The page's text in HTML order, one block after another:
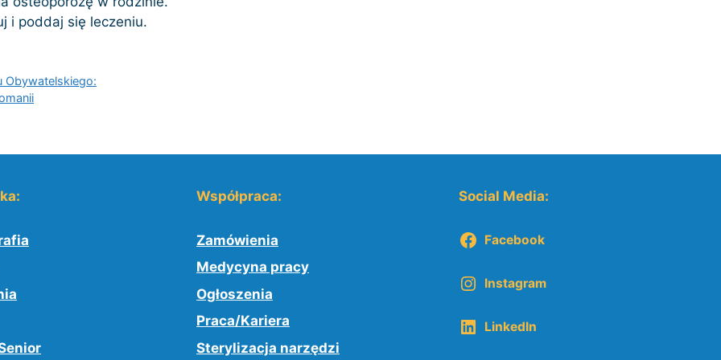
i poddaj się leczeniu.
Obywatelskiego:
Współpraca:
Zamówienia
Medycyna pracy
Ogłoszenia
Praca/Kariera
Sterylizacja narzędzi
Social Media:
Facebook
Instagram
LinkedIn